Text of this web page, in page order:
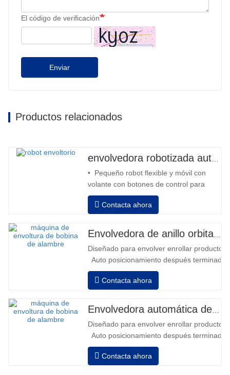
El código de verificación
Enviar
Productos relacionados
• Pequeño robot flexible y móvil con
volante con botones de control para
avanzar y retroceder • Operación fuera
de la columna • 2 baterías serie 12V /
batería llena 120-130 palets • Cargador
tiempo de carga aprox. 8-10h…
Contacta ahora
Diseñado para envolver enrollar
Auto posicionamiento después
velocidad, estiramiento fuerza puede ser
Neumático superior plato a prensa
Contacta ahora
Diseñado para envolver enrollar
Auto posicionamiento después
velocidad, estiramiento fuerza puede ser
Neumático superior plato a prensa
Contacta ahora